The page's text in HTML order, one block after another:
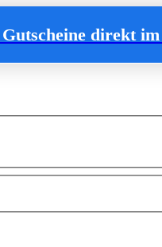
direkt